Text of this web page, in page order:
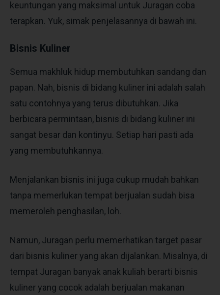
keuntungan yang maksimal untuk Juragan coba
terapkan. Yuk, simak penjelasannya di bawah ini.
Bisnis Kuliner
Semua makhluk hidup membutuhkan sandang dan
papan. Nah, bisnis di bidang kuliner ini adalah salah
satu contohnya yang terus dibutuhkan. Jika
berbicara permintaan, bisnis di bidang kuliner ini
sangat besar dan kontinyu. Setiap hari pasti ada
yang membutuhkannya.
Menjalankan bisnis ini juga cukup mudah bahkan
tanpa memerlukan tempat berjualan sudah bisa
memeroleh penghasilan, loh.
Namun, Juragan perlu memerhatikan target pasar
dari bisnis kuliner yang akan dijalankan. Misalnya, di
tempat Juragan banyak anak kuliah berarti bisnis
kuliner yang cocok adalah berjualan makanan